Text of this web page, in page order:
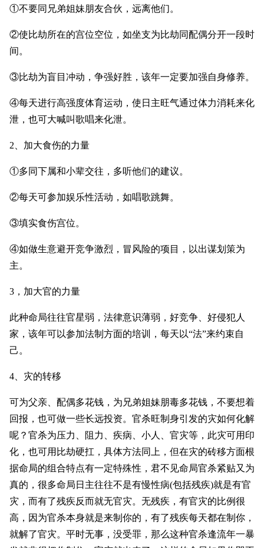
①不要同兄弟姐妹朋友合伙，远离他们。
②使比劫所在的宫位空位，如坐支为比劫同配偶分开一段时
间。
③比劫为盲目冲动，争强好胜，该年一定要加强自身修养。
④每天进行高强度体育运动，使日主旺气通过体力消耗来化
泄，也可大喊叫歌唱来化泄。
2、加大食伤的力量
①多同下属和小辈交往，多听他们的建议。
②每天可参加娱乐性活动，如唱歌跳舞。
③填实食伤宫位。
④如做生意避开竞争激烈，冒风险的项目，以出谋划策为
主。
3，加大官的力量
此种命局往往官星弱，法律意识薄弱，好竞争、好侵犯人
家，该年可以参加法制方面的培训，每天以“法”来约束自
己。
4、灾的转移
可为父亲、配偶多花钱，为兄弟姐妹朋毒多花钱，不要想着
回报，也可做一些长远投资。官杀旺制身引发的灾如何化解
呢？官杀为压力、阻力、疾病、小人、官灾等，此灾可用印
化，也可用比劫硬扛，具体方法同上，但在灾的砖移方面根
据命局的组合特点有一定特殊性，君不见命局官杀紧贴又为
真的，很多命局日主往往不是有慢性病(包括残疾)就是有官
灾，而有了残疾反而就无官灾。无残疾，有官灾的比例很
高，因为官杀本身就是来制你的，有了残疾每天都在制你，
就解了官灾。平时无事，没受罪，那么这种官杀逢流年一暴